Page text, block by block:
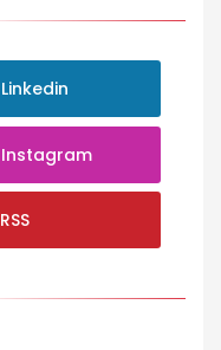
Linkedin
Instagram
RSS